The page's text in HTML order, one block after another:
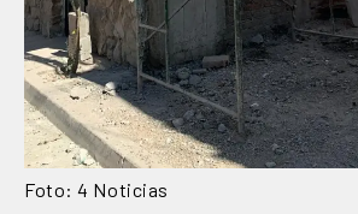
Foto: 4 Noticias